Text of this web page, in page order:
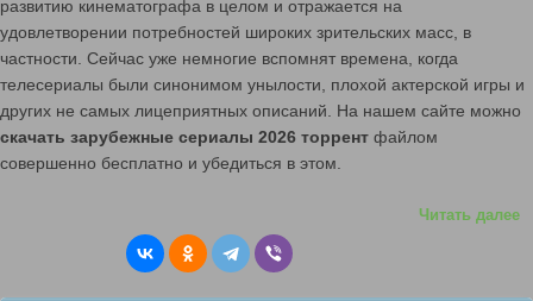
развитию кинематографа в целом и отражается на
удовлетворении потребностей широких зрительских масс, в
частности. Сейчас уже немногие вспомнят времена, когда
телесериалы были синонимом унылости, плохой актерской игры и
других не самых лицеприятных описаний. На нашем сайте можно
скачать зарубежные сериалы 2026 торрент файлом
совершенно бесплатно и убедиться в этом.
Читать далее